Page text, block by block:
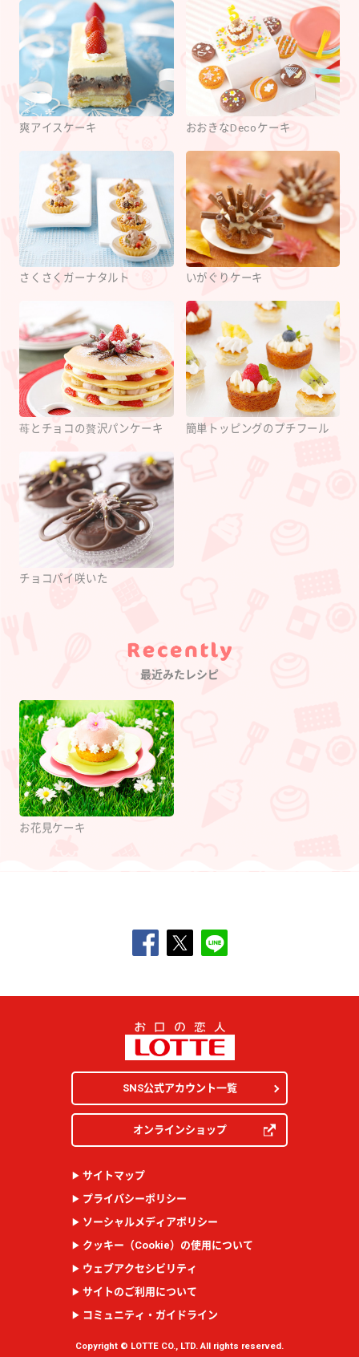
爽アイスケーキ おおきなDecoケーキ
さくさくガーナタルト いがぐりケーキ
苺とチョコの贅沢パンケーキ 簡単トッピングのプチフール
チョコパイ咲いた
Category
最近みたレシピ
お花見ケーキ
SNS公式アカウント一覧
オンラインショップ
サイトマップ
プライバシーポリシー
ソーシャルメディアポリシー
クッキー（Cookie）の使用について
ウェブアクセシビリティ
サイトのご利用について
コミュニティ・ガイドライン
Copyright © LOTTE CO., LTD. All rights reserved.